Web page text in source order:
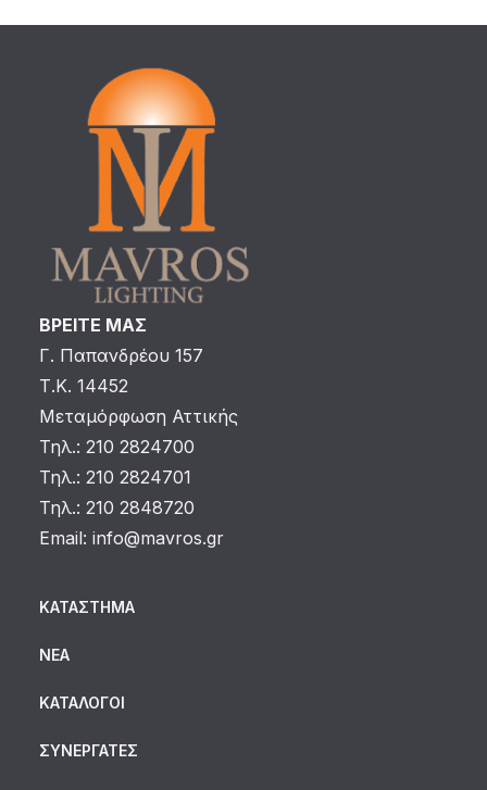
ΒΡΕΙΤΕ ΜΑΣ
Γ. Παπανδρέου 157
Τ.Κ. 14452
Μεταμόρφωση Αττικής
Τηλ.: 210 2824700
Τηλ.: 210 2824701
Τηλ.: 210 2848720
Email: info@mavros.gr
ΚΑΤΆΣΤΗΜΑ
ΝΈΑ
ΚΑΤΆΛΟΓΟΙ
ΣΥΝΕΡΓΆΤΕΣ